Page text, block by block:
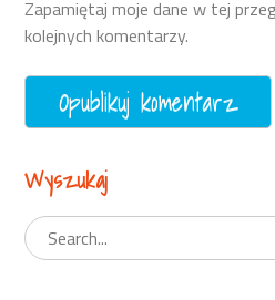
Zapamiętaj moje dane w tej
kolejnych komentarzy.
Wyszukaj